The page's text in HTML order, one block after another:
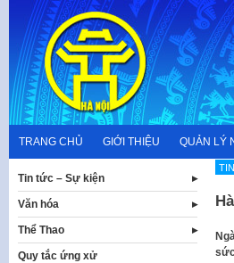
content
TRANG CHỦ GIỚI THIỆU QUẢN LÝ
Tin tức – Sự kiện
Văn hóa
Thể Thao
Quy tắc ứng xử